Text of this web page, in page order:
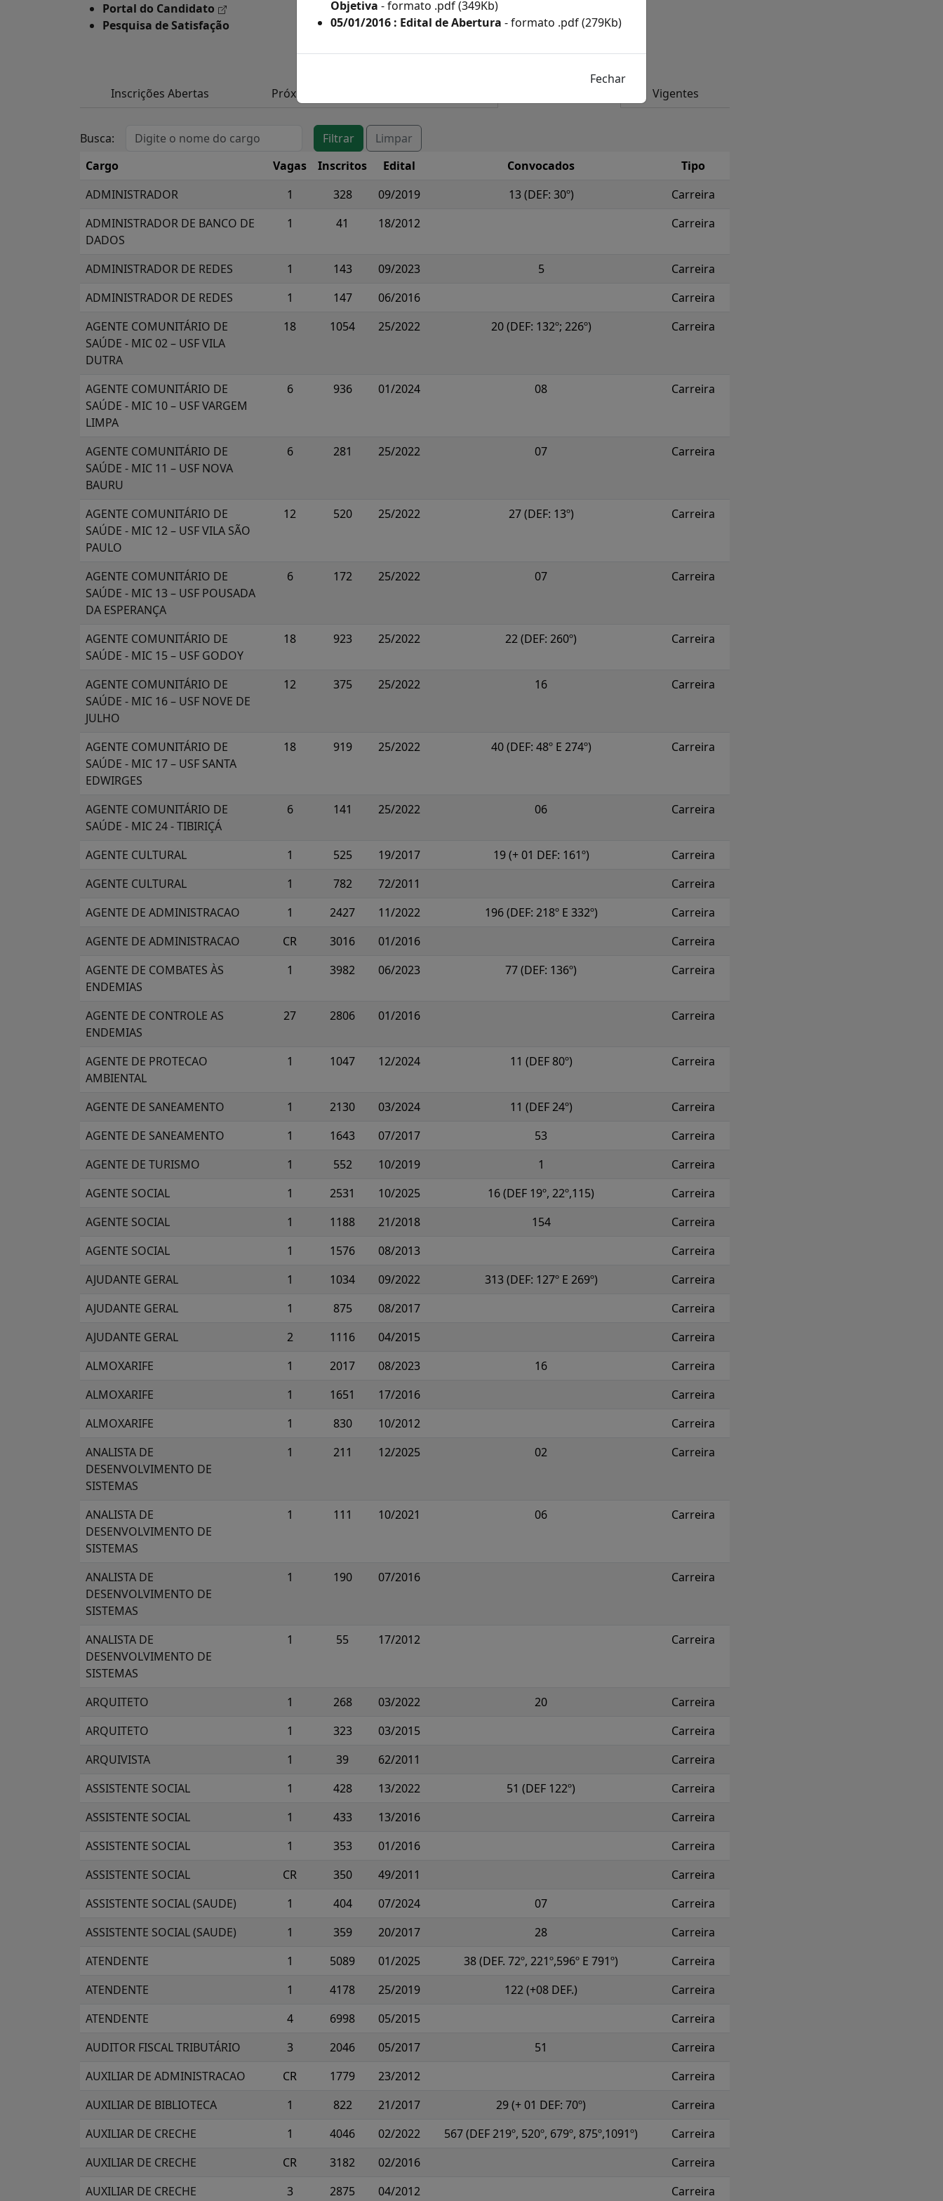
Portal do Candidato
Pesquisa de Satisfação
Inscrições Abertas Próximos Vigentes
Busca:
Objetiva - formato .pdf (349Kb)
05/01/2016 : Edital de Abertura - formato .pdf (279Kb)
Cargo Vagas Inscritos Edital Convocados
Tipo
ADMINISTRADOR
1 328 09/2019 13 (DEF: 30º)
Carreira
ADMINISTRADOR DE BANCO DE
DADOS
1 41 18/2012 Carreira
ADMINISTRADOR DE REDES 1 143 09/2023 5
Carreira
ADMINISTRADOR DE REDES
1 147 06/2016
Carreira
AGENTE COMUNITÁRIO DE
SAÚDE - MIC 02 – USF VILA
DUTRA
18 1054 25/2022 20 (DEF: 132º; 226º) Carreira
AGENTE COMUNITÁRIO DE
SAÚDE - MIC 10 – USF VARGEM
LIMPA
6 936 01/2024 08 Carreira
AGENTE COMUNITÁRIO DE
SAÚDE - MIC 11 – USF NOVA
BAURU
6 281 25/2022 07 Carreira
AGENTE COMUNITÁRIO DE
SAÚDE - MIC 12 – USF VILA SÃO
PAULO
12 520 25/2022 27 (DEF: 13º) Carreira
AGENTE COMUNITÁRIO DE
SAÚDE - MIC 13 – USF POUSADA
DA ESPERANÇA
6 172 25/2022 07 Carreira
AGENTE COMUNITÁRIO DE
SAÚDE - MIC 15 – USF GODOY
18 923 25/2022 22 (DEF: 260º) Carreira
AGENTE COMUNITÁRIO DE
SAÚDE - MIC 16 – USF NOVE DE
JULHO
12 375 25/2022 16 Carreira
AGENTE COMUNITÁRIO DE
SAÚDE - MIC 17 – USF SANTA
EDWIRGES
18 919 25/2022 40 (DEF: 48º E 274º) Carreira
AGENTE COMUNITÁRIO DE
SAÚDE - MIC 24 - TIBIRIÇÁ
6 141 25/2022 06 Carreira
AGENTE CULTURAL 1 525 19/2017 19 (+ 01 DEF: 161º)
Carreira
AGENTE CULTURAL
1 782 72/2011
Carreira
AGENTE DE ADMINISTRACAO
1 2427 11/2022 196 (DEF: 218º E 332º)
Carreira
AGENTE DE ADMINISTRACAO
CR 3016 01/2016
Carreira
AGENTE DE COMBATES ÀS
ENDEMIAS
1 3982 06/2023 77 (DEF: 136º) Carreira
AGENTE DE CONTROLE AS
ENDEMIAS
27 2806 01/2016 Carreira
AGENTE DE PROTECAO
AMBIENTAL
1 1047 12/2024 11 (DEF 80º) Carreira
AGENTE DE SANEAMENTO 1 2130 03/2024 11 (DEF 24º)
Carreira
AGENTE DE SANEAMENTO
1 1643 07/2017 53
Carreira
AGENTE DE TURISMO
1 552 10/2019 1
Carreira
AGENTE SOCIAL
1 2531 10/2025 16 (DEF 19º, 22º,115)
Carreira
AGENTE SOCIAL
1 1188 21/2018 154
Carreira
AGENTE SOCIAL
1 1576 08/2013
Carreira
AJUDANTE GERAL
1 1034 09/2022 313 (DEF: 127º E 269º)
Carreira
AJUDANTE GERAL
1 875 08/2017
Carreira
AJUDANTE GERAL
2 1116 04/2015
Carreira
ALMOXARIFE
1 2017 08/2023 16
Carreira
ALMOXARIFE
1 1651 17/2016
Carreira
ALMOXARIFE
1 830 10/2012
Carreira
ANALISTA DE
DESENVOLVIMENTO DE
SISTEMAS
1 211 12/2025 02 Carreira
ANALISTA DE
DESENVOLVIMENTO DE
SISTEMAS
1 111 10/2021 06 Carreira
ANALISTA DE
DESENVOLVIMENTO DE
SISTEMAS
1 190 07/2016 Carreira
ANALISTA DE
DESENVOLVIMENTO DE
SISTEMAS
1 55 17/2012 Carreira
ARQUITETO 1 268 03/2022 20
Carreira
ARQUITETO
1 323 03/2015
Carreira
ARQUIVISTA
1 39 62/2011
Carreira
ASSISTENTE SOCIAL
1 428 13/2022 51 (DEF 122º)
Carreira
ASSISTENTE SOCIAL
1 433 13/2016
Carreira
ASSISTENTE SOCIAL
1 353 01/2016
Carreira
ASSISTENTE SOCIAL
CR 350 49/2011
Carreira
ASSISTENTE SOCIAL (SAUDE)
1 404 07/2024 07
Carreira
ASSISTENTE SOCIAL (SAUDE)
1 359 20/2017 28
Carreira
ATENDENTE
1 5089 01/2025 38 (DEF. 72º, 221º,596º E 791º)
Carreira
ATENDENTE
1 4178 25/2019 122 (+08 DEF.)
Carreira
ATENDENTE
4 6998 05/2015
Carreira
AUDITOR FISCAL TRIBUTÁRIO
3 2046 05/2017 51
Carreira
AUXILIAR DE ADMINISTRACAO
CR 1779 23/2012
Carreira
AUXILIAR DE BIBLIOTECA
1 822 21/2017 29 (+ 01 DEF: 70º)
Carreira
AUXILIAR DE CRECHE
1 4046 02/2022 567 (DEF 219º, 520º, 679º, 875º,1091º)
Carreira
AUXILIAR DE CRECHE
CR 3182 02/2016
Carreira
AUXILIAR DE CRECHE
3 2875 04/2012 Carreira